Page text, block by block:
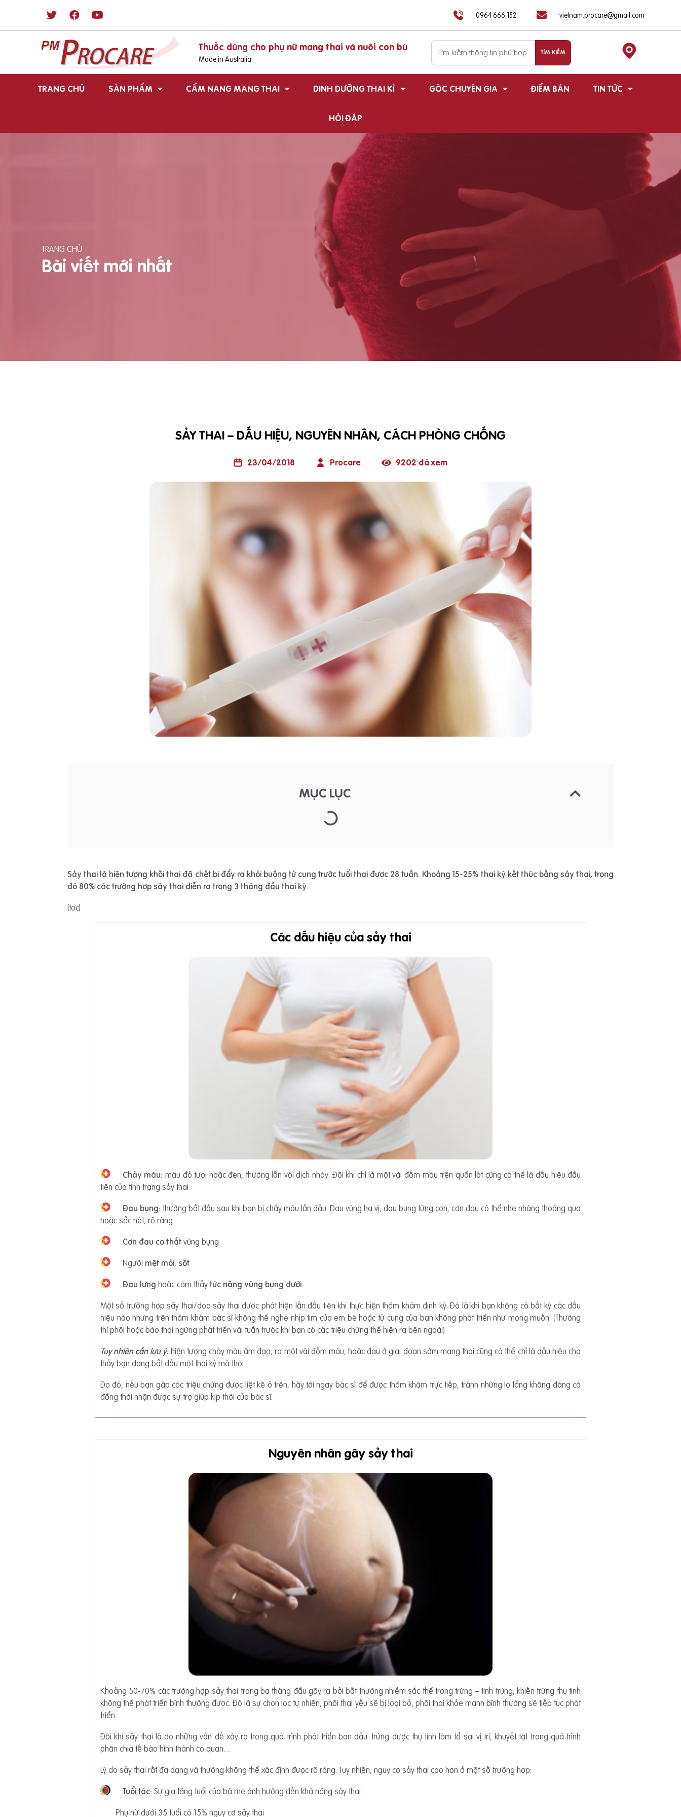
0964 666 152 vietnam.procare@gmail.com
Thuốc dùng cho phụ nữ mang thai và nuôi con bú
Made in Australia
TRANG CHỦ SẢN PHẨM CẨM NANG MANG THAI DINH DƯỠNG THAI KÌ GÓC CHUYÊN GIA ĐIỂM BÁN TIN TỨC
HỎI ĐÁP
TRANG CHỦ
Bài viết mới nhất
SẢY THAI – DẤU HIỆU, NGUYÊN NHÂN, CÁCH PHÒNG CHỐNG
23/04/2018 Procare 9202 đã xem
MỤC LỤC
Sảy thai là hiện tượng khối thai đã chết bị đẩy ra khỏi buồng tử cung trước tuổi thai được 28 tuần. Khoảng 15-25% thai kỳ kết thúc bằng sảy thai, trong
đó 80% các trường hợp sảy thai diễn ra trong 3 tháng đầu thai kỳ.
[toc]
Các dấu hiệu của sảy thai
Chảy máu: máu đỏ tươi hoặc đen, thường lẫn với dịch nhày. Đôi khi chỉ là một vài đốm máu trên quần lót cũng có thể là dấu hiệu đầu
tiên của tình trạng sảy thai
Đau bụng: thường bắt đầu sau khi bạn bị chảy máu lần đầu. Đau vùng hạ vị, đau bụng từng cơn, cơn đau có thể nhẹ nhàng thoáng qua
hoặc sắc nét, rõ ràng
Cơn đau co thắtvùng bụng
Người mệt mỏi, sốt
Đau lưng hoặc cảm thấytức nặng vùng bụng dưới
Một số trường hợp sảy thai/dọa sảy thai được phát hiện lần đầu tiên khi thực hiện thăm khám định kỳ. Đó là khi bạn không có bất kỳ các dấu
hiệu nào nhưng trên thăm khám bác sĩ không thể nghe nhịp tim của em bé hoặc tử cung của bạn không phát triển như mong muốn. (Thường
thì phôi hoặc bào thai ngừng phát triển vài tuần trước khi bạn có các triệu chứng thể hiện ra bên ngoài)
Tuy nhiên cần lưu ý:hiện tượng chảy máu âm đạo, ra một vài đốm máu, hoặc đau ở giai đoạn sớm mang thai cũng có thể chỉ là dấu hiệu cho
thấy bạn đang bắt đầu một thai kỳ mà thôi.
Do đó, nếu bạn gặp các triệu chứng được liệt kê ở trên, hãy tới ngay bác sĩ để được thăm khám trực tiếp, tránh những lo lắng không đáng có
đồng thời nhận được sự trợ giúp kịp thời của bác sĩ.
Nguyên nhân gây sảy thai
Khoảng 50-70% các trường hợp sảy thai trong ba tháng đầu gây ra bởi bất thường nhiễm sắc thể trong trứng – tinh trùng, khiến trứng thụ tinh
không thể phát triển bình thường được. Đó là sự chọn lọc tự nhiên, phôi thai yếu sẽ bị loại bỏ, phôi thai khỏe mạnh bình thường sẽ tiếp tục phát
triển.
Đôi khi sảy thai là do những vấn đề xảy ra trong quá trình phát triển ban đầu: trứng được thụ tinh làm tổ sai vị trí, khuyết tật trong quá trình
phân chia tế bào hình thành cơ quan…
Lý do sảy thai rất đa dạng và thường không thể xác định được rõ ràng. Tuy nhiên, nguy cơ sảy thai cao hơn ở một số trường hợp:
Tuổi tác: Sự gia tăng tuổi của bà mẹ ảnh hưởng đến khả năng sảy thai
Phụ nữ dưới 35 tuổi có 15% nguy cơ sảy thai